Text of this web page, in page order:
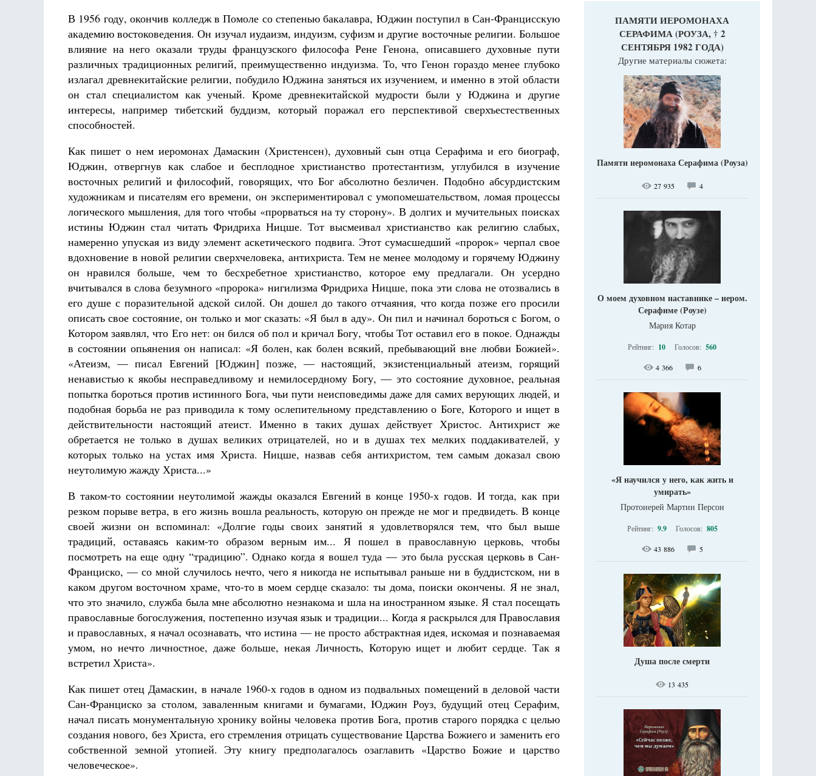
В 1956 году, окончив колледж в Помоле со степенью бакалавра, Юджин поступил в Сан-Францисскую
академию востоковедения. Он изучал иудаизм, индуизм, суфизм и другие восточные религии. Большое
влияние на него оказали труды французского философа Рене Генона, описавшего духовные пути
различных традиционных религий, преимущественно индуизма. То, что Генон гораздо менее глубоко
излагал древнекитайские религии, побудило Юджина заняться их изучением, и именно в этой области
он стал специалистом как ученый. Кроме древнекитайской мудрости были у Юджина и другие
интересы, например тибетский буддизм, который поражал его перспективой сверхъестественных
способностей.
Как пишет о нем иеромонах Дамаскин (Христенсен), духовный сын отца Серафима и его биограф,
Юджин, отвергнув как слабое и бесплодное христианство протестантизм, углубился в изучение
восточных религий и философий, говорящих, что Бог абсолютно безличен. Подобно абсурдистским
художникам и писателям его времени, он экспериментировал с умопомешательством, ломая процессы
логического мышления, для того чтобы «прорваться на ту сторону». В долгих и мучительных поисках
истины Юджин стал читать Фридриха Ницше. Тот высмеивал христианство как религию слабых,
намеренно упуская из виду элемент аскетического подвига. Этот сумасшедший «пророк» черпал свое
вдохновение в новой религии сверхчеловека, антихриста. Тем не менее молодому и горячему Юджину
он нравился больше, чем то бесхребетное христианство, которое ему предлагали. Он усердно
вчитывался в слова безумного «пророка» нигилизма Фридриха Ницше, пока эти слова не отозвались в
его душе с поразительной адской силой. Он дошел до такого отчаяния, что когда позже его просили
описать свое состояние, он только и мог сказать: «Я был в аду». Он пил и начинал бороться с Богом, о
Котором заявлял, что Его нет: он бился об пол и кричал Богу, чтобы Тот оставил его в покое. Однажды
в состоянии опьянения он написал: «Я болен, как болен всякий, пребывающий вне любви Божией».
«Атеизм, — писал Евгений [Юджин] позже, — настоящий, экзистенциальный атеизм, горящий
ненавистью к якобы несправедливому и немилосердному Богу, — это состояние духовное, реальная
попытка бороться против истинного Бога, чьи пути неисповедимы даже для самих верующих людей, и
подобная борьба не раз приводила к тому ослепительному представлению о Боге, Которого и ищет в
действительности настоящий атеист. Именно в таких душах действует Христос. Антихрист же
обретается не только в душах великих отрицателей, но и в душах тех мелких поддакивателей, у
которых только на устах имя Христа. Ницше, назвав себя антихристом, тем самым доказал свою
неутолимую жажду Христа...»
В таком-то состоянии неутолимой жажды оказался Евгений в конце 1950-х годов. И тогда, как при
резком порыве ветра, в его жизнь вошла реальность, которую он прежде не мог и предвидеть. В конце
своей жизни он вспоминал: «Долгие годы своих занятий я удовлетворялся тем, что был выше
традиций, оставаясь каким-то образом верным им... Я пошел в православную церковь, чтобы
посмотреть на еще одну “традицию”. Однако когда я вошел туда — это была русская церковь в Сан-
Франциско, — со мной случилось нечто, чего я никогда не испытывал раньше ни в буддистском, ни в
каком другом восточном храме, что-то в моем сердце сказало: ты дома, поиски окончены. Я не знал,
что это значило, служба была мне абсолютно незнакома и шла на иностранном языке. Я стал посещать
православные богослужения, постепенно изучая язык и традиции... Когда я раскрылся для Православия
и православных, я начал осознавать, что истина — не просто абстрактная идея, искомая и познаваемая
умом, но нечто личностное, даже больше, некая Личность, Которую ищет и любит сердце. Так я
встретил Христа».
Как пишет отец Дамаскин, в начале 1960-х годов в одном из подвальных помещений в деловой части
Сан-Франциско за столом, заваленным книгами и бумагами, Юджин Роуз, будущий отец Серафим,
начал писать монументальную хронику войны человека против Бога, против старого порядка с целью
создания нового, без Христа, его стремления отрицать существование Царства Божиего и заменить его
собственной земной утопией. Эту книгу предполагалось озаглавить «Царство Божие и царство
человеческое».
ПАМЯТИ ИЕРОМОНАХА
СЕРАФИМА (РОУЗА, † 2
СЕНТЯБРЯ 1982 ГОДА)
Другие материалы сюжета:
Памяти иеромонаха Серафима (Роуза)
27 935 4
О моем духовном наставнике – иером.
Серафиме (Роузе)
Мария Котар
Рейтинг: 10 Голосов: 560
4 366 6
«Я научился у него, как жить и
умирать»
Протоиерей Мартин Персон
Рейтинг: 9.9 Голосов: 805
43 886 5
Душа после смерти
13 435